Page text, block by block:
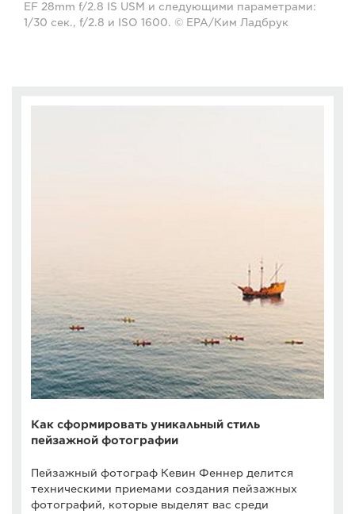
EF 28mm f/2.8 IS USM и следующими параметрами:
1/30 сек., f/2.8 и ISO 1600. © EPA/Ким Ладбрук
Как сформировать уникальный стиль
пейзажной фотографии
Пейзажный фотограф Кевин Феннер делится
техническими приемами создания пейзажных
фотографий, которые выделят вас среди